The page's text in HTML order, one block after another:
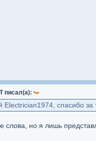
писал(а):
спасибо за
слова, но я лишь